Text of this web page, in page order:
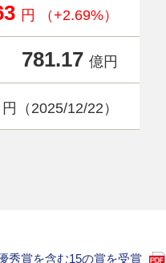
円 （+2.69%）
781.17 億円
円（2025/12/22）
秀賞を含む15の賞を受賞